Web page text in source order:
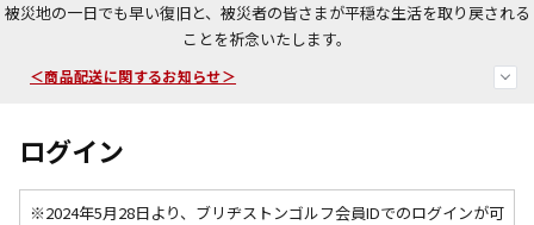
被災地の一日でも早い復旧と、被災者の皆さまが平穏な生活を取り戻される
ことを祈念いたします。
今なら新規会員登録で1,000円OFFクーポンプレゼント！
＜商品配送に関するお知らせ＞
ログイン
※2024年5月28日より、ブリヂストンゴルフ会員IDでのログインが可